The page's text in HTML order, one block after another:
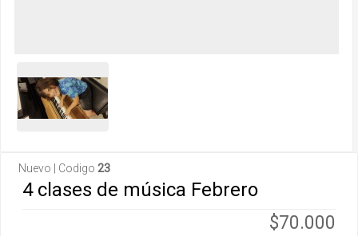
Nuevo | Codigo 23
4 clases de música Febrero
$70.000